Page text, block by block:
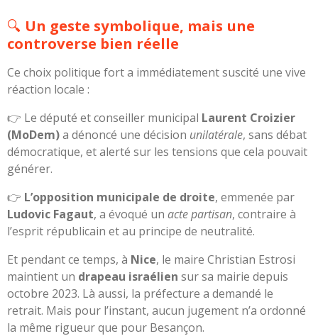
🔍 Un geste symbolique, mais une
controverse bien réelle
Ce choix politique fort a immédiatement suscité une vive
réaction locale :
👉 Le député et conseiller municipal Laurent Croizier
(MoDem)a dénoncé une décision unilatérale, sans débat
démocratique, et alerté sur les tensions que cela pouvait
générer.
👉 L’opposition municipale de droite, emmenée par
Ludovic Fagaut, a évoqué un acte partisan, contraire à
l’esprit républicain et au principe de neutralité.
Et pendant ce temps, à Nice, le maire Christian Estrosi
maintient un drapeau israélien sur sa mairie depuis
octobre 2023. Là aussi, la préfecture a demandé le
retrait. Mais pour l’instant, aucun jugement n’a ordonné
la même rigueur que pour Besançon.